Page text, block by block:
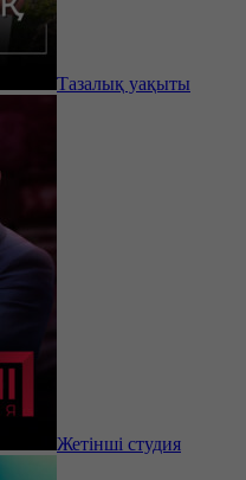
Тазалық уақыты
Жетінші студия